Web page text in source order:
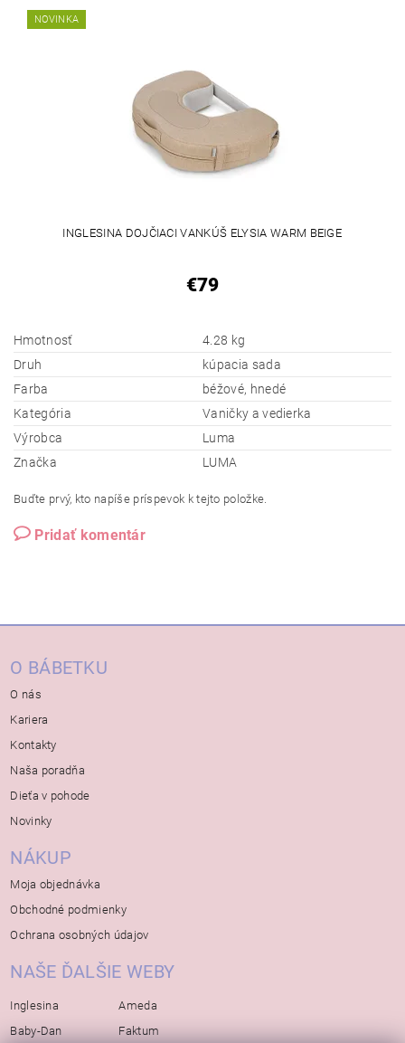
NOVINKA
INGLESINA DOJČIACI VANKÚŠ ELYSIA WARM BEIGE
€79
Hmotnosť
4.28 kg
Druh
kúpacia sada
Farba
béžové, hnedé
Kategória
Vaničky a vedierka
Výrobca
Luma
Značka
LUMA
Buďte prvý, kto napíše príspevok k tejto položke.
Pridať komentár
O BÁBETKU
O nás
Kariera
Kontakty
Naša poradňa
Dieťa v pohode
Novinky
NÁKUP
Moja objednávka
Obchodné podmienky
Ochrana osobných údajov
NAŠE ĎALŠIE WEBY
Inglesina
Baby-Dan
Ameda
Faktum